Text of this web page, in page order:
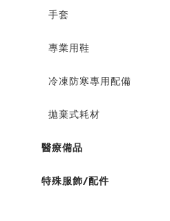
手套
專業用鞋
冷凍防寒專用配備
拋棄式耗材
醫療備品
特殊服飾/配件